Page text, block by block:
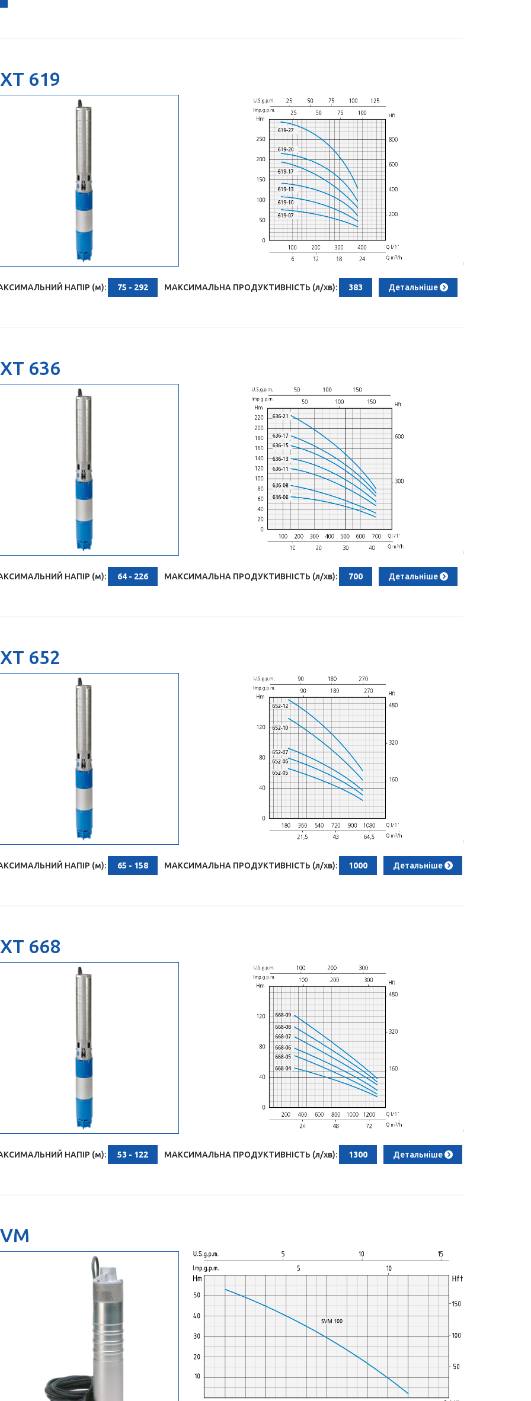
619
НАПІР (м): 75 - 292 МАКСИМАЛЬНА ПРОДУКТИВНІСТЬ (л/хв): 383 Детальніше
636
НАПІР (м): 64 - 226 МАКСИМАЛЬНА ПРОДУКТИВНІСТЬ (л/хв): 700 Детальніше
652
НАПІР (м): 65 - 158 МАКСИМАЛЬНА ПРОДУКТИВНІСТЬ (л/хв): 1000 Детальніше
668
НАПІР (м): 53 - 122 МАКСИМАЛЬНА ПРОДУКТИВНІСТЬ (л/хв): 1300 Детальніше